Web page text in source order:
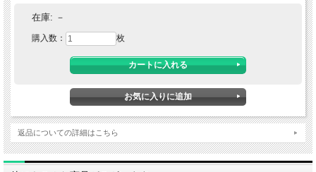
在庫: －
購入数： 枚
返品についての詳細はこちら